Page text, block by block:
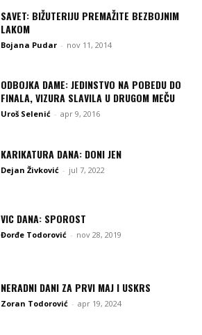
SAVET: BIŽUTERIJU PREMAŽITE BEZBOJNIM
LAKOM
Bojana Pudar - nov 11, 2014
ODBOJKA DAME: JEDINSTVO NA POBEDU DO
FINALA, VIZURA SLAVILA U DRUGOM MEČU
Uroš Selenić - apr 9, 2016
KARIKATURA DANA: DONI JEN
Dejan Živković - jul 7, 2022
VIC DANA: SPOROST
Đorđe Todorović - nov 28, 2019
NERADNI DANI ZA PRVI MAJ I USKRS
Zoran Todorović - apr 19, 2024